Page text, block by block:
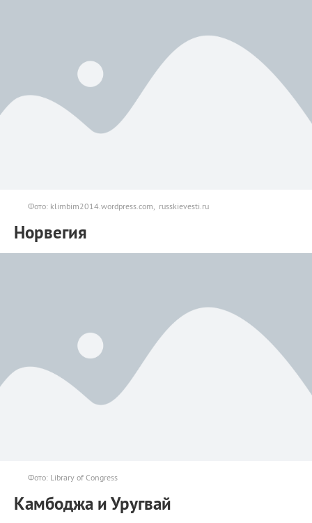
Фото: klimbim2014.wordpress.com, russkievesti.ru
Норвегия
Фото: Library of Congress
Камбоджа и Уругвай